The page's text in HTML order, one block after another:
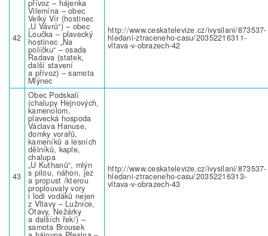
42
přívoz – hájenka
Vilemína – obec
Velký Vír (hostinec
„U Vávrů“) – obec
Loučka – plavecký
hostinec „Na
políčku“ – osada
Radava (statek,
další stavení
a přívoz) – samota
Mlýnec
http://www.ceskatelevize.cz/ivysilani/873537-
hledani-ztraceneho-casu/20352216311-
vltava-v-obrazech-42
43
Obec Podskalí
(chalupy Hejnových,
kamenolom,
plavecká hospoda
Václava Hanuse,
domky vorařů,
kameníků a lesních
dělníků, kaple,
chalupa
„U Kuthanů“, mlýn
s pilou, náhon, jez
a propust /kterou
proplouvaly vory
i lodi vodáků nejen
z Vltavy – Lužnice,
Otavy, Nežárky
a dalších řek/) –
samota Brousek
http://www.ceskatelevize.cz/ivysilani/873537-
hledani-ztraceneho-casu/20352216313-
vltava-v-obrazech-43